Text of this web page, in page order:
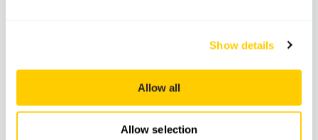
Show details
Allow all
Allow selection
Total de kg par siège
Kg CO₂